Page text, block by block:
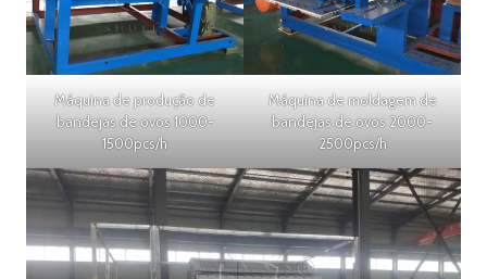
Máquina de produção de
bandejas de ovos 1000-
1500pcs/h
Máquina de moldagem de
bandejas de ovos 2000-
2500pcs/h